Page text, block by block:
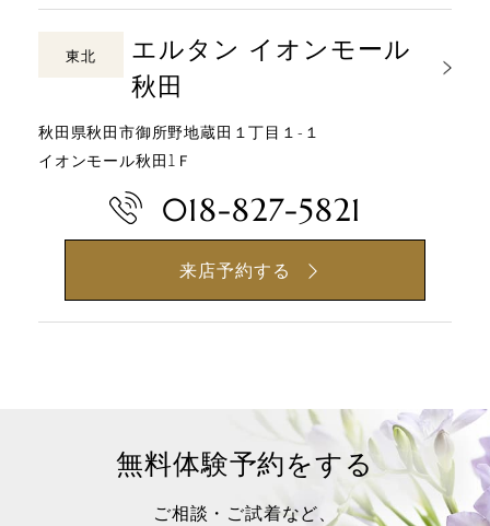
東北
エルタン イオンモール
秋田
秋田県秋田市御所野地蔵田１丁目１-１
イオンモール秋田1Ｆ
018-827-5821
来店予約する
無料体験予約をする
ご相談・ご試着など、